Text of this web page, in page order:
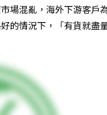
場混亂，海外下游客戶
的情況下，「有貨就盡